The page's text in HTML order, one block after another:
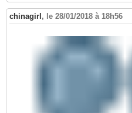
chinagirl , le 28/01/2018 à 18h56